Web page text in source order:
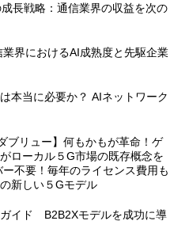
長戦略：通信業界の収益を次の
業界におけるAI成熟度と先駆企業
本当に必要か？ AIネットワーク
ブリュー】何もかもが革命！ゲ
ローカル５G市場の既存概念を
不要！毎年のライセンス費用も
新しい５Gモデル
イド B2B2Xモデルを成功に導